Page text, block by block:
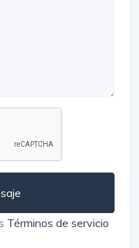
Términos de servicio